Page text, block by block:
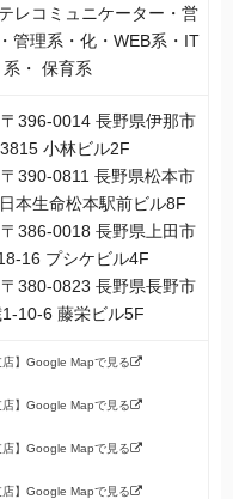
レコミュニケーター・営
管理系・化・WEB系・IT
系・ 保育系
〒396-0014 長野県伊那市
小林ビル2F
〒390-0811 長野県松本市
本生命松本駅前ビル8F
〒386-0018 長野県上田市
16 プシケビル4F
〒380-0823 長野県長野市
10-6 藤栄ビル5F
店】Google Mapで見る
店】Google Mapで見る
店】Google Mapで見る
店】Google Mapで見る